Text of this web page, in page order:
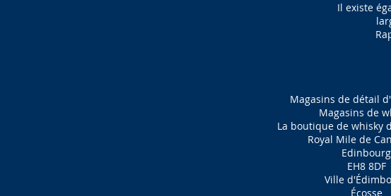
Il existe
Magasins de détail
Magasins de
La boutique de whisky
Royal Mile de
Edinbourg
EH8 8DF
Ville
Écosse